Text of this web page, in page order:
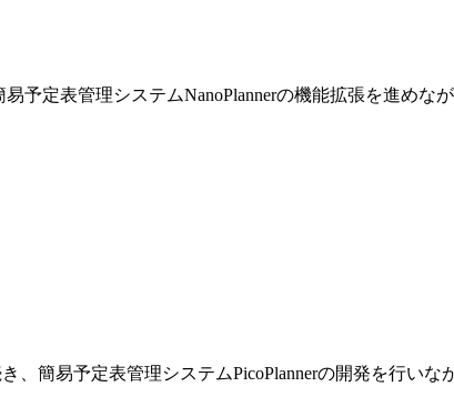
予定表管理システムNanoPlannerの機能拡張を進めな
、簡易予定表管理システムPicoPlannerの開発を行い